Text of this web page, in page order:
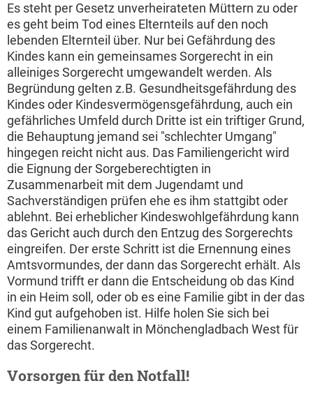
Es steht per Gesetz unverheirateten Müttern zu oder
es geht beim Tod eines Elternteils auf den noch
lebenden Elternteil über. Nur bei Gefährdung des
Kindes kann ein gemeinsames Sorgerecht in ein
alleiniges Sorgerecht umgewandelt werden. Als
Begründung gelten z.B. Gesundheitsgefährdung des
Kindes oder Kindesvermögensgefährdung, auch ein
gefährliches Umfeld durch Dritte ist ein triftiger Grund,
die Behauptung jemand sei "schlechter Umgang"
hingegen reicht nicht aus. Das Familiengericht wird
die Eignung der Sorgeberechtigten in
Zusammenarbeit mit dem Jugendamt und
Sachverständigen prüfen ehe es ihm stattgibt oder
ablehnt. Bei erheblicher Kindeswohlgefährdung kann
das Gericht auch durch den Entzug des Sorgerechts
eingreifen. Der erste Schritt ist die Ernennung eines
Amtsvormundes, der dann das Sorgerecht erhält. Als
Vormund trifft er dann die Entscheidung ob das Kind
in ein Heim soll, oder ob es eine Familie gibt in der das
Kind gut aufgehoben ist. Hilfe holen Sie sich bei
einem Familienanwalt in Mönchengladbach West für
das Sorgerecht.
Vorsorgen für den Notfall!